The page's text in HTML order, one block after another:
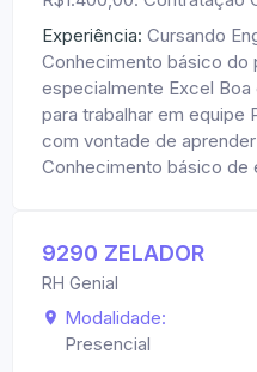
Experiência: Cursando
Conhecimento básico do
especialmente Excel
para trabalhar em equipe
com vontade de aprender
Conhecimento básico de
9290 ZELADOR
RH Genial
Modalidade:
Presencial